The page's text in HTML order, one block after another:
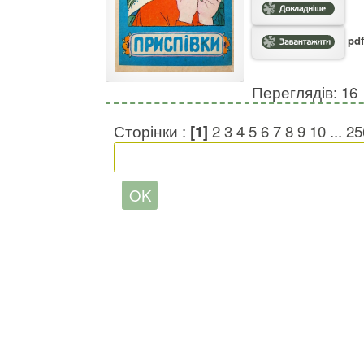
Переглядів: 16
Сторінки : [1] 23456789 10 ...